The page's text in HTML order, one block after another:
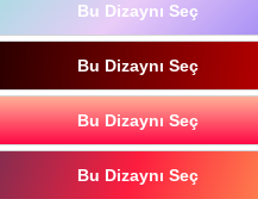
Bu Dizaynı Seç
Bu Dizaynı Seç
Bu Dizaynı Seç
Bu Dizaynı Seç